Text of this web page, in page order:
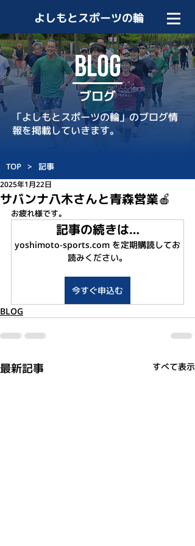
よしもとスポーツの輪
BLOG
ブログ
「よしもとスポーツの輪」のブログ情
報を掲載していきます。
TOP > 記事
サバンナ八木さんと青森営業🍎
2025年1月22日
お疲れ様です。
記事の続きは…
yoshimoto-sports.com を定期購読してお
読みください。
今すぐ申込む
BLOG
最新記事 すべて表示